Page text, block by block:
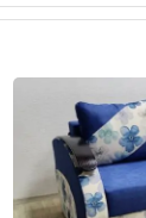
Купить в 1 клик